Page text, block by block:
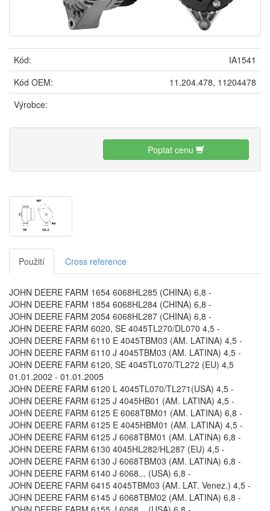
Kód:
IA1541
Kód OEM:
11.204.478, 11204478
Výrobce:
Poptat cenu
Použití Cross reference
JOHN DEERE FARM 1654 6068HL285 (CHINA) 6,8 -
JOHN DEERE FARM 1854 6068HL284 (CHINA) 6,8 -
JOHN DEERE FARM 2054 6068HL287 (CHINA) 6,8 -
JOHN DEERE FARM 6020, SE 4045TL270/DL070 4,5 -
JOHN DEERE FARM 6110 E 4045TBM03 (AM. LATINA) 4,5 -
JOHN DEERE FARM 6110 J 4045TBM03 (AM. LATINA) 4,5 -
JOHN DEERE FARM 6120, SE 4045TL070/TL272 (EU) 4,5
01.01.2002 - 01.01.2005
JOHN DEERE FARM 6120 L 4045TL070/TL271(USA) 4,5 -
JOHN DEERE FARM 6125 J 4045HB01 (AM. LATINA) 4,5 -
JOHN DEERE FARM 6125 E 6068TBM01 (AM. LATINA) 6,8 -
JOHN DEERE FARM 6125 E 4045HBM01 (AM. LATINA) 4,5 -
JOHN DEERE FARM 6125 J 6068TBM01 (AM. LATINA) 6,8 -
JOHN DEERE FARM 6130 4045HL282/HL287 (EU) 4,5 -
JOHN DEERE FARM 6130 J 6068TBM03 (AM. LATINA) 6,8 -
JOHN DEERE FARM 6140 J 6068... (USA) 6,8 -
JOHN DEERE FARM 6415 4045TBM03 (AM. LAT. Venez.) 4,5 -
JOHN DEERE FARM 6145 J 6068TBM02 (AM. LATINA) 6,8 -